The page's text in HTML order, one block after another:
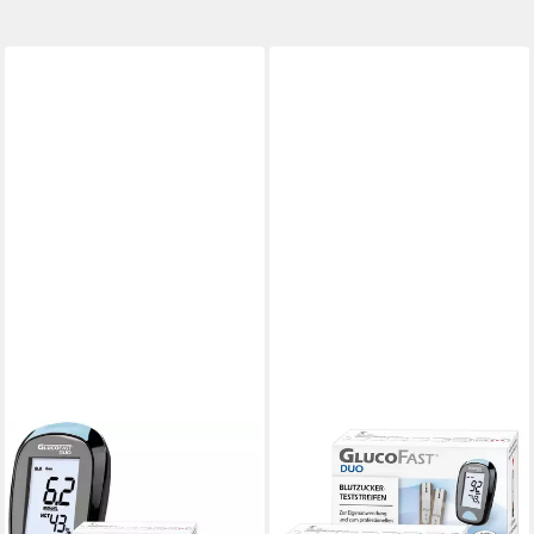
GLUCOFAST
Blutzuckermessgerät DUO in
MG, Blutzuckermessgerät
komplettset, Ink. 60
GLUCOFAST
Blutzucker-Teststreifen DUO,
100 Diabetes Teststreifen,
100-tlg., Für das Glucofast